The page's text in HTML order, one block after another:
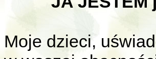
Moje dzieci,